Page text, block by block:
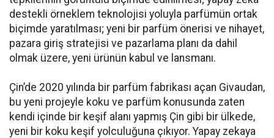
destekli örneklem teknolojisi yoluyla parfümün ortak
biçimde yaratılması; yeni bir parfüm önerisi ve nihayet,
pazara giriş stratejisi ve pazarlama planı da dahil
olmak üzere, yeni ürünün kabul ve lansmanı.
Çin’de 2020 yılında bir parfüm fabrikası açan Givaudan,
bu yeni projeyle koku ve parfüm konusunda zaten
kendi içinde bir keşif alanı yapmış Çin gibi bir ülkede,
yeni bir koku keşif yolculuğuna çıkıyor. Yapay zekaya